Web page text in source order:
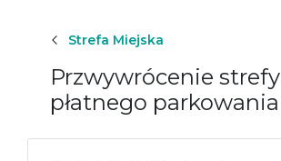
Strefa Miejska
Przwywrócenie strefy
płatnego parkowania